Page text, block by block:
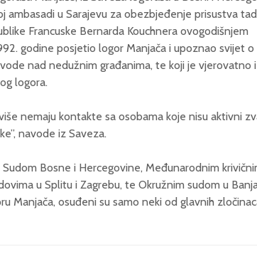
ambasadi u Sarajevu za obezbjeđenje prisustva
Francuske Bernarda Kouchnera ovogodišnjem
godine posjetio logor Manjača i upoznao svijet o
nad nedužnim građanima, te koji je vjerovatno i
logora.
nemaju kontakte sa osobama koje nisu aktivni
navode iz Saveza.
Bosne i Hercegovine, Međunarodnim
u Splitu i Zagrebu, te Okružnim sudom u
Manjača, osuđeni su samo neki od glavnih